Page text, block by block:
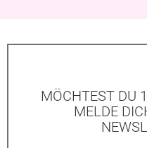
MÖCHTEST DU
MELDE